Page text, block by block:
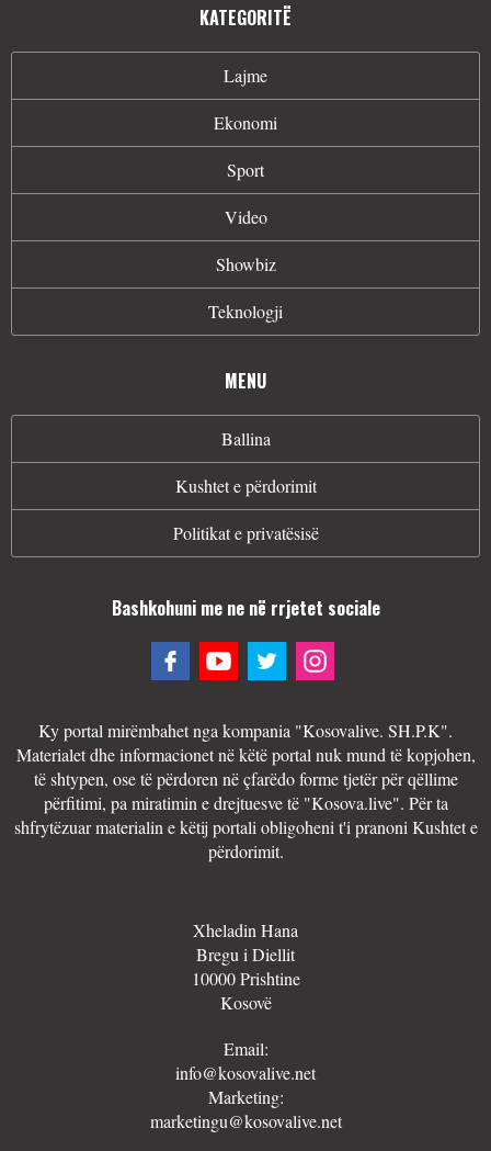
KATEGORITË
Lajme
Ekonomi
Sport
Video
Showbiz
Teknologji
MENU
Ballina
Kushtet e përdorimit
Politikat e privatësisë
Bashkohuni me ne në rrjetet sociale
Ky portal mirëmbahet nga kompania "Kosovalive. SH.P.K".
Materialet dhe informacionet në këtë portal nuk mund të kopjohen,
të shtypen, ose të përdoren në çfarëdo forme tjetër për qëllime
përfitimi, pa miratimin e drejtuesve të "Kosova.live". Për ta
shfrytëzuar materialin e këtij portali obligoheni t'i pranoni Kushtet e
përdorimit.
Xheladin Hana
Bregu i Diellit
10000 Prishtine
Kosovë
Email:
info@kosovalive.net
Marketing:
marketingu@kosovalive.net